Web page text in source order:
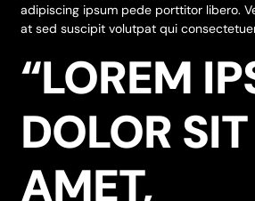
adipiscing ipsum pede porttitor libero.
at sed suscipit volutpat qui
“LOREM
DOLOR SIT
AMET,